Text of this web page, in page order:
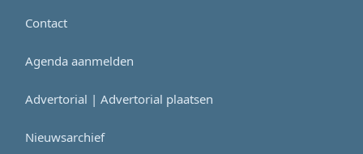
Contact
Agenda aanmelden
Advertorial | Advertorial plaatsen
Nieuwsarchief